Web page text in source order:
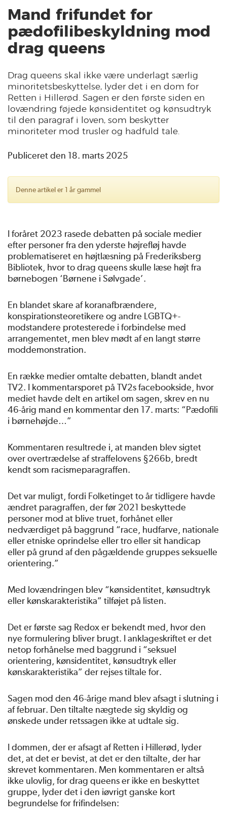
Mand frifundet for
pædofilibeskyldning mod
drag queens
Drag queens skal ikke være underlagt særlig
minoritetsbeskyttelse, lyder det i en dom for
Retten i Hillerød. Sagen er den første siden en
lovændring føjede kønsidentitet og kønsudtryk
til den paragraf i loven, som beskytter
minoriteter mod trusler og hadfuld tale.
Publiceret den 18. marts 2025
Denne artikel er 1 år gammel
I foråret 2023 rasede debatten på sociale medier
efter personer fra den yderste højrefløj havde
problematiseret en højtlæsning på Frederiksberg
Bibliotek, hvor to drag queens skulle læse højt fra
børnebogen ‘Børnene i Sølvgade’.
En blandet skare af koranafbrændere,
konspirationsteoretikere og andre LGBTQ+-
modstandere protesterede i forbindelse med
arrangementet, men blev mødt af en langt større
moddemonstration.
En række medier omtalte debatten, blandt andet
TV2. I kommentarsporet på TV2s facebookside, hvor
mediet havde delt en artikel om sagen, skrev en nu
46-årig mand en kommentar den 17. marts: “Pædofili
i børnehøjde…”
Kommentaren resultrede i, at manden blev sigtet
over overtrædelse af straffelovens §266b, bredt
kendt som racismeparagraffen.
Det var muligt, fordi Folketinget to år tidligere havde
ændret paragraffen, der før 2021 beskyttede
personer mod at blive truet, forhånet eller
nedværdiget på baggrund “race, hudfarve, nationale
eller etniske oprindelse eller tro eller sit handicap
eller på grund af den pågældende gruppes seksuelle
orientering.”
Med lovændringen blev “kønsidentitet, kønsudtryk
eller kønskarakteristika” tilføjet på listen.
Det er første sag Redox er bekendt med, hvor den
nye formulering bliver brugt. I anklageskriftet er det
netop forhånelse med baggrund i “seksuel
orientering, kønsidentitet, kønsudtryk eller
kønskarakteristika” der rejses tiltale for.
Sagen mod den 46-årige mand blev afsagt i slutning i
af februar. Den tiltalte nægtede sig skyldig og
ønskede under retssagen ikke at udtale sig.
I dommen, der er afsagt af Retten i Hillerød, lyder
det, at det er bevist, at det er den tiltalte, der har
skrevet kommentaren. Men kommentaren er altså
ikke ulovlig, for drag queens er ikke en beskyttet
gruppe, lyder det i den iøvrigt ganske kort
begrundelse for frifindelsen: